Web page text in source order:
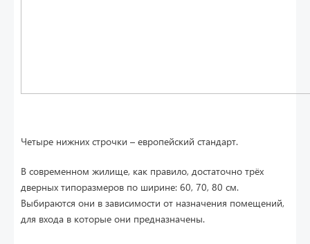
Четыре нижних строчки – европейский стандарт.
В современном жилище, как правило, достаточно трёх
дверных типоразмеров по ширине: 60, 70, 80 см.
Выбираются они в зависимости от назначения помещений,
для входа в которые они предназначены.